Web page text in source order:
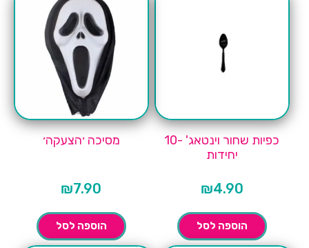
כפיות שחור וינטאג' -10
יחידות
₪4.90
הוספה לסל
מסיכה ׳הצעקה׳
₪7.90
הוספה לסל